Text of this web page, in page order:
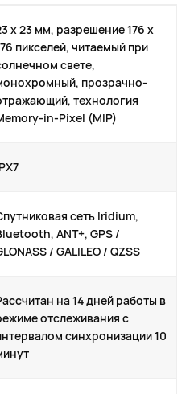
x 23 мм, разрешение 176 x
пикселей, читаемый при
свете,
прозрачно-
технология
in-Pixel (MIP)
сеть Iridium,
ANT+, GPS /
/ GALILEO / QZSS
на 14 дней работы в
отслеживания с
синхронизации 10